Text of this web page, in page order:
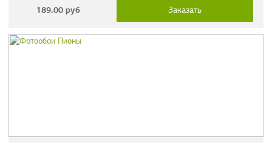
189.00 руб Заказать